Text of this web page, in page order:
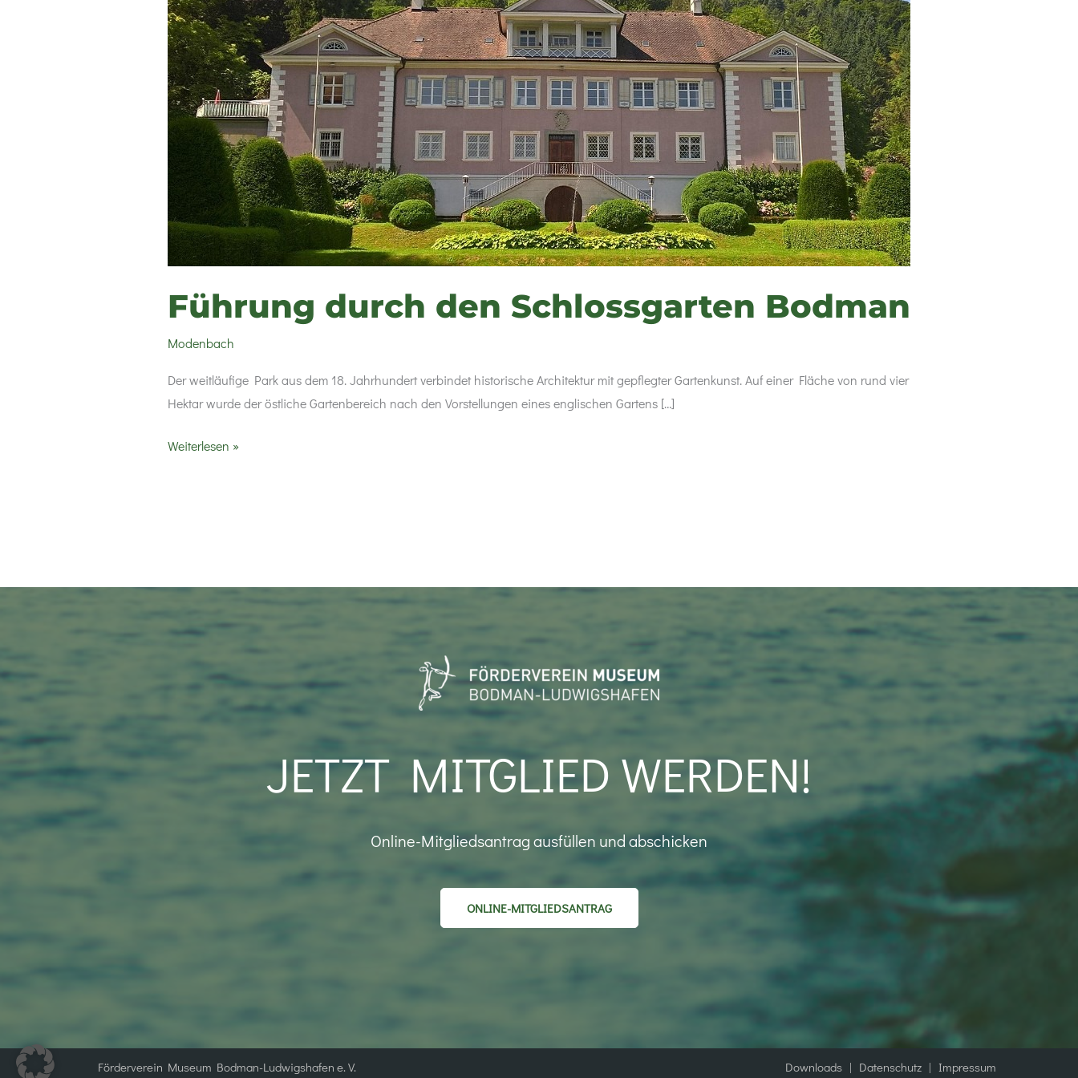
Führung durch den Schlossgarten Bodman
Modenbach
Der weitläufige Park aus dem 18. Jahrhundert verbindet historische Architektur mit gepflegter Gartenkunst. Auf einer Fläche von rund vier
Hektar wurde der östliche Gartenbereich nach den Vorstellungen eines englischen Gartens […]
Führung
Weiterlesen »
JETZT MITGLIED WERDEN!
Online-Mitgliedsantrag ausfüllen und abschicken
ONLINE-MITGLIEDSANTRAG
Förderverein Museum Bodman-Ludwigshafen e. V. Downloads | Datenschutz | Impressum